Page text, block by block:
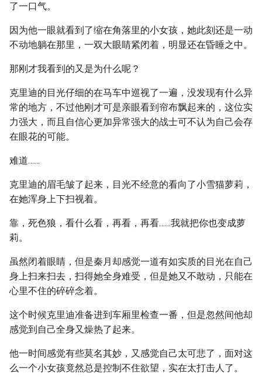
了一口气。
因为他一眼就看到了缩在角落里的小女孩，她此刻还是一动
不动地躺在那里，一双大眼睛紧闭着，明显还在昏睡之中。
那刚才我看到的又是为什么呢？
克里迪的目光仔细的在马车中巡视了一遍，没发现有什么异
常的地方，不过他刚才可是亲眼看到帘布飘起来的，这位实
力强大，而且自信心更加异常强大的战士可不认为自己会存
在眼花的可能。
难道……
克里迪的眉毛皱了起来，目光不经意的看向了小雪猫萝莉，
在她浑身上下扫视着。
靠，死色狼，看什么看，再看，再看……我就把你也变成萝
莉。
虽然闭着眼睛，但是秦月却感觉一道有如实质的目光在自己
身上扫来扫去，扫得她全身难受，但是她又不敢动，只能在
心里不住的碎碎念着。
这个时候克里迪准备进到车厢里检查一番，但是忽然间他却
感觉到自己全身又燥热了起来。
他一时间感觉有些莫名其妙，又感觉自己太可悲了，面对这
么一个小女孩竟然总是控制不住欲望，实在太打击人了。